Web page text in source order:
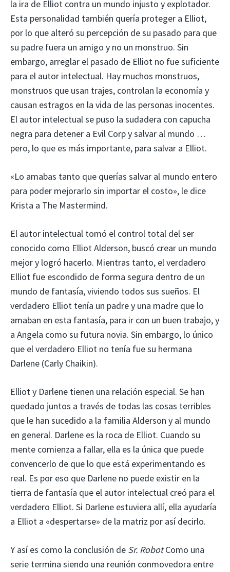
la ira de Elliot contra un mundo injusto y explotador.
Esta personalidad también quería proteger a Elliot,
por lo que alteró su percepción de su pasado para que
su padre fuera un amigo y no un monstruo. Sin
embargo, arreglar el pasado de Elliot no fue suficiente
para el autor intelectual. Hay muchos monstruos,
monstruos que usan trajes, controlan la economía y
causan estragos en la vida de las personas inocentes.
El autor intelectual se puso la sudadera con capucha
negra para detener a Evil Corp y salvar al mundo …
pero, lo que es más importante, para salvar a Elliot.
«Lo amabas tanto que querías salvar al mundo entero
para poder mejorarlo sin importar el costo», le dice
Krista a The Mastermind.
El autor intelectual tomó el control total del ser
conocido como Elliot Alderson, buscó crear un mundo
mejor y logró hacerlo. Mientras tanto, el verdadero
Elliot fue escondido de forma segura dentro de un
mundo de fantasía, viviendo todos sus sueños. El
verdadero Elliot tenía un padre y una madre que lo
amaban en esta fantasía, para ir con un buen trabajo, y
a Angela como su futura novia. Sin embargo, lo único
que el verdadero Elliot no tenía fue su hermana
Darlene (Carly Chaikin).
Elliot y Darlene tienen una relación especial. Se han
quedado juntos a través de todas las cosas terribles
que le han sucedido a la familia Alderson y al mundo
en general. Darlene es la roca de Elliot. Cuando su
mente comienza a fallar, ella es la única que puede
convencerlo de que lo que está experimentando es
real. Es por eso que Darlene no puede existir en la
tierra de fantasía que el autor intelectual creó para el
verdadero Elliot. Si Darlene estuviera allí, ella ayudaría
a Elliot a «despertarse» de la matriz por así decirlo.
Y así es como la conclusión de Sr. RobotComo una
serie termina siendo una reunión conmovedora entre